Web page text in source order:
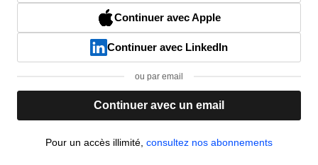
Continuer avec Apple
Continuer avec LinkedIn
ou par email
Continuer avec un email
Pour un accès illimité, consultez nos abonnements